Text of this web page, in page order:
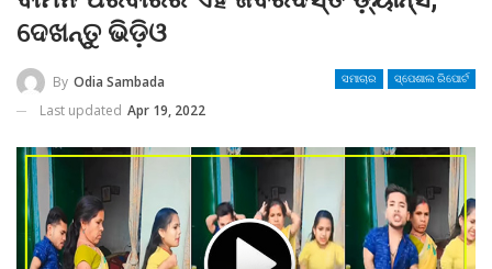
ଦେଖନ୍ତୁ ଭିଡ଼ିଓ
ସମାଚାର ସ୍ପେଶାଲ ରିପୋର୍ଟ
By Odia Sambada
Last updated Apr 19, 2022